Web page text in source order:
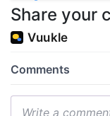
Share your